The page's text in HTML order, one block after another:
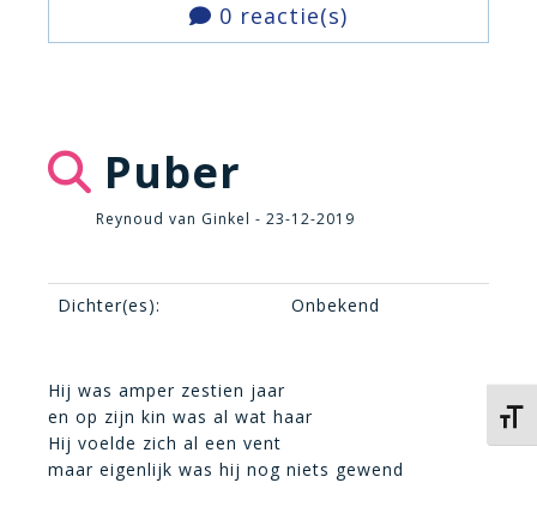
0 reactie(s)
Puber
Reynoud van Ginkel - 23-12-2019
Dichter(es): Onbekend
Hij was amper zestien jaar
en op zijn kin was al wat haar
Hij voelde zich al een vent
maar eigenlijk was hij nog niets gewend